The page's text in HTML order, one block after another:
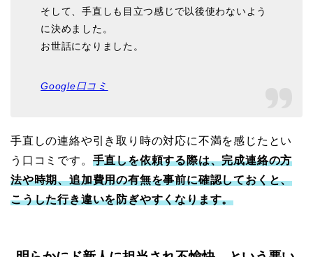
そして、手直しも目立つ感じで以後使わないよう
に決めました。
お世話になりました。
Google口コミ
手直しの連絡や引き取り時の対応に不満を感じたとい
う口コミです。 手直しを依頼する際は、完成連絡の方
法や時期、追加費用の有無を事前に確認しておくと、
こうした行き違いを防ぎやすくなります。